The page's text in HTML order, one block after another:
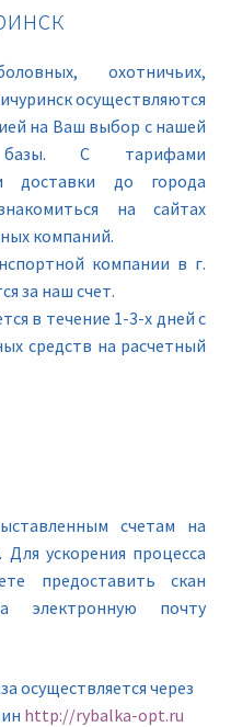
охотничьих,
осуществляются
на Ваш выбор с нашей
базы. С тарифами
доставки до города
на сайтах
компаний.
компании в г.
за наш счет.
в течение 1-3-х дней с
средств на расчетный
счетам на
ускорения процесса
предоставить скан
электронную почту
осуществляется через
http://rybalka-opt.ru